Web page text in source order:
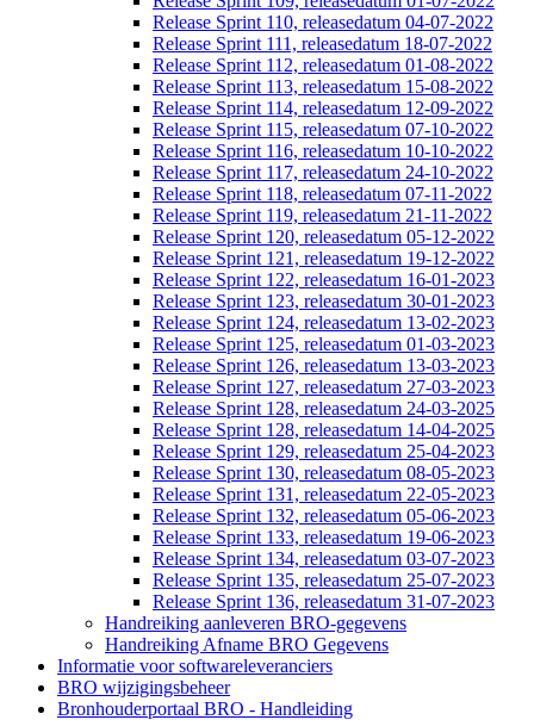
Release Sprint 110, releasedatum 04-07-2022
Release Sprint 111, releasedatum 18-07-2022
Release Sprint 112, releasedatum 01-08-2022
Release Sprint 113, releasedatum 15-08-2022
Release Sprint 114, releasedatum 12-09-2022
Release Sprint 115, releasedatum 07-10-2022
Release Sprint 116, releasedatum 10-10-2022
Release Sprint 117, releasedatum 24-10-2022
Release Sprint 118, releasedatum 07-11-2022
Release Sprint 119, releasedatum 21-11-2022
Release Sprint 120, releasedatum 05-12-2022
Release Sprint 121, releasedatum 19-12-2022
Release Sprint 122, releasedatum 16-01-2023
Release Sprint 123, releasedatum 30-01-2023
Release Sprint 124, releasedatum 13-02-2023
Release Sprint 125, releasedatum 01-03-2023
Release Sprint 126, releasedatum 13-03-2023
Release Sprint 127, releasedatum 27-03-2023
Release Sprint 128, releasedatum 24-03-2025
Release Sprint 128, releasedatum 14-04-2025
Release Sprint 129, releasedatum 25-04-2023
Release Sprint 130, releasedatum 08-05-2023
Release Sprint 131, releasedatum 22-05-2023
Release Sprint 132, releasedatum 05-06-2023
Release Sprint 133, releasedatum 19-06-2023
Release Sprint 134, releasedatum 03-07-2023
Release Sprint 135, releasedatum 25-07-2023
Release Sprint 136, releasedatum 31-07-2023
Handreiking aanleveren BRO-gegevens
Handreiking Afname BRO Gegevens
Informatie voor softwareleveranciers
BRO wijzigingsbeheer
Bronhouderportaal BRO - Handleiding